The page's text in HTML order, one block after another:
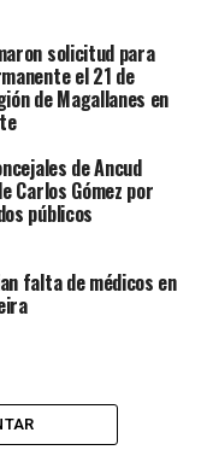
solicitud para
el 21 de
de Magallanes en
de Ancud
Carlos Gómez por
públicos
falta de médicos en